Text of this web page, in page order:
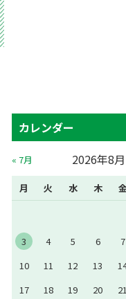
カレンダー
2026年8月
月 火 水 木
3
4 5 6 7
10
11 12 13
17
18 19 20 21
« 7月